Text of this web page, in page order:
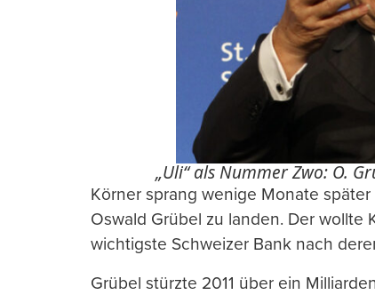
„Uli“ als Nummer Zwo: O.
Körner sprang wenige Monate
Oswald Grübel zu landen. Der wollte
wichtigste Schweizer Bank nach
Grübel stürzte 2011 über ein